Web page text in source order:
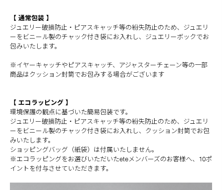
【 通常包装 】
ジュエリー破損防止・ピアスキャッチ等の紛失防止のため、ジュエリ
ーをビニール製のチャック付き袋にお入れし、ジュエリーボックでお
包みいたします。
※イヤーキャッチやピアスキャッチ、アジャスターチェーン等の一部
商品はクッション封筒でお包みする場合がございます
【 エコラッピング 】
環境保護の観点に基づいた簡易包装です。
ジュエリー破損防止・ピアスキャッチ等の紛失防止のため、ジュエリ
ーをビニール製のチャック付き袋にお入れし、 クッション封筒でお包
みいたします。
ショッピングバッグ（紙袋）は付属いたしません。
※エコラッピングをお選びいただいたeteメンバーズのお客様へ、10ポ
イントを付与させていただきます。